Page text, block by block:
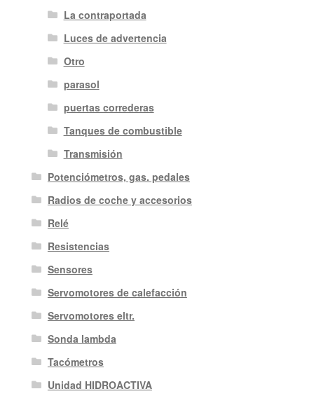
La contraportada
Luces de advertencia
Otro
parasol
puertas correderas
Tanques de combustible
Transmisión
Potenciómetros, gas. pedales
Radios de coche y accesorios
Relé
Resistencias
Sensores
Servomotores de calefacción
Servomotores eltr.
Sonda lambda
Tacómetros
Unidad HIDROACTIVA